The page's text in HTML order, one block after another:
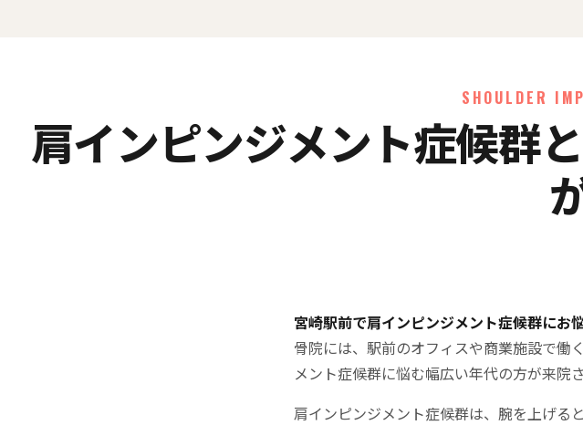
SHOULDER
肩インピンジメント症候群
宮崎駅前で肩インピンジメント症候群にお
骨院には、駅前のオフィスや商業施設で働
メント症候群に悩む幅広い年代の方が来院さ
肩インピンジメント症候群は、腕を上げる